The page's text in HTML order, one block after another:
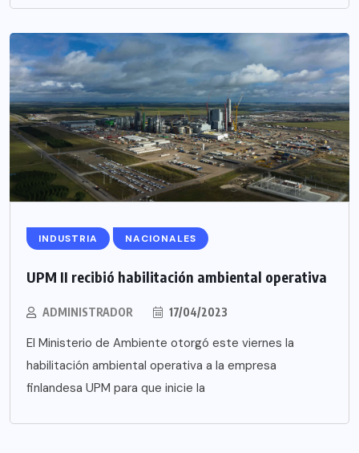
INDUSTRIA NACIONALES
UPM II recibió habilitación ambiental operativa
ADMINISTRADOR 17/04/2023
El Ministerio de Ambiente otorgó este viernes la
habilitación ambiental operativa a la empresa
finlandesa UPM para que inicie la